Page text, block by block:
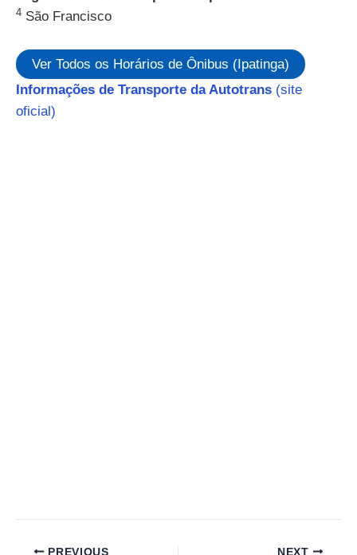
4 São Francisco
Ver Todos os Horários de Ônibus (Ipatinga)
Informações de Transporte da Autotrans (site
oficial)
PREVIOUS NEXT